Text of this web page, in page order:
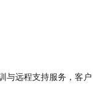
与远程支持服务，客户